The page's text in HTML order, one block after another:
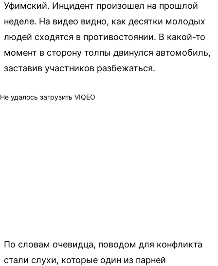
Уфимский. Инцидент произошел на прошлой
неделе. На видео видно, как десятки молодых
людей сходятся в противостоянии. В какой-то
момент в сторону толпы двинулся автомобиль,
заставив участников разбежаться.
Не удалось загрузить VIQEO
По словам очевидца, поводом для конфликта
стали слухи, которые один из парней